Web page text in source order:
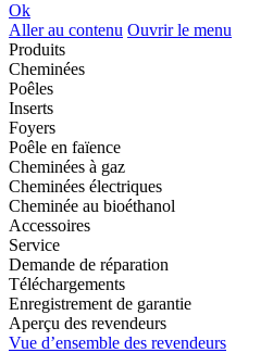
Ok
Aller au contenu Ouvrir le menu
Produits
Cheminées
Poêles
Inserts
Foyers
Poêle en faïence
Cheminées à gaz
Cheminées électriques
Cheminée au bioéthanol
Accessoires
Service
Demande de réparation
Téléchargements
Enregistrement de garantie
Aperçu des revendeurs
Vue d’ensemble des revendeurs